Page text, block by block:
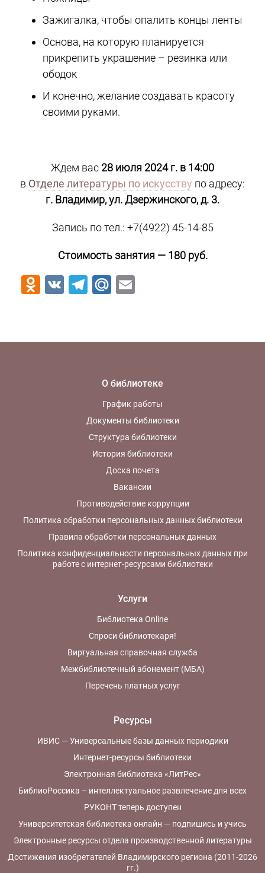
Зажигалка, чтобы опалить концы ленты
Основа, на которую планируется
прикрепить украшение – резинка или
ободок
И конечно, желание создавать красоту
своими руками.
Ждем вас 28 июля 2024 г. в 14:00
в Отделе литературы по искусству по адресу:
г. Владимир, ул. Дзержинского, д. 3.
Запись по тел.: +7(4922) 45-14-85
Стоимость занятия — 180 руб.
Odnoklassniki
VK Telegram
Mail.Ru
О библиотеке
График работы
Документы библиотеки
Структура библиотеки
История библиотеки
Доска почета
Вакансии
Противодействие коррупции
Политика обработки персональных данных библиотеки
Правила обработки персональных данных
Политика конфиденциальности персональных данных при
работе с интернет-ресурсами библиотеки
Услуги
Библиотека Online
Спроси библиотекаря!
Виртуальная справочная служба
Межбиблиотечный абонемент (МБА)
Перечень платных услуг
Ресурсы
ИВИС — Универсальные базы данных периодики
Интернет-ресурсы библиотеки
Электронная библиотека «ЛитРес»
БиблиоРоссика – интеллектуальное развлечение для всех
РУКОНТ теперь доступен
Университетская библиотека онлайн — подпишись и учись
Электронные ресурсы отдела производственной литературы
Достижения изобретателей Владимирского региона (2011-2026
гг.)